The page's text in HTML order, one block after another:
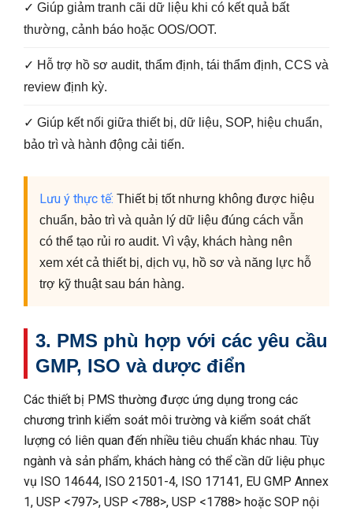
✓ Giúp giảm tranh cãi dữ liệu khi có kết quả bất
thường, cảnh báo hoặc OOS/OOT.
✓ Hỗ trợ hồ sơ audit, thẩm định, tái thẩm định, CCS và
review định kỳ.
✓ Giúp kết nối giữa thiết bị, dữ liệu, SOP, hiệu chuẩn,
bảo trì và hành động cải tiến.
Lưu ý thực tế: Thiết bị tốt nhưng không được hiệu
chuẩn, bảo trì và quản lý dữ liệu đúng cách vẫn
có thể tạo rủi ro audit. Vì vậy, khách hàng nên
xem xét cả thiết bị, dịch vụ, hồ sơ và năng lực hỗ
trợ kỹ thuật sau bán hàng.
3. PMS phù hợp với các yêu cầu
GMP, ISO và dược điển
Các thiết bị PMS thường được ứng dụng trong các
chương trình kiểm soát môi trường và kiểm soát chất
lượng có liên quan đến nhiều tiêu chuẩn khác nhau. Tùy
ngành và sản phẩm, khách hàng có thể cần dữ liệu phục
vụ ISO 14644, ISO 21501-4, ISO 17141, EU GMP Annex
1, USP <797>, USP <788>, USP <1788> hoặc SOP nội